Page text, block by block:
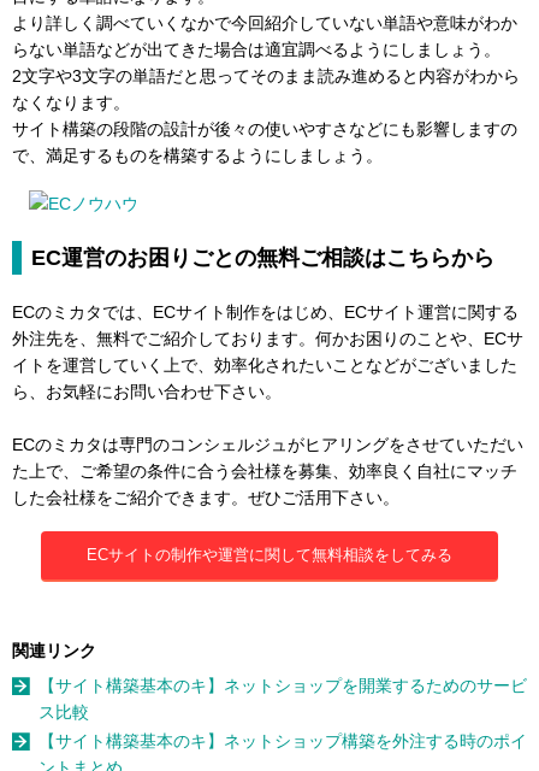
より詳しく調べていくなかで今回紹介していない単語や意味がわか
らない単語などが出てきた場合は適宜調べるようにしましょう。
2文字や3文字の単語だと思ってそのまま読み進めると内容がわから
なくなります。
サイト構築の段階の設計が後々の使いやすさなどにも影響しますの
で、満足するものを構築するようにしましょう。
EC運営のお困りごとの無料ご相談はこちらから
ECのミカタでは、ECサイト制作をはじめ、ECサイト運営に関する
外注先を、無料でご紹介しております。何かお困りのことや、ECサ
イトを運営していく上で、効率化されたいことなどがございました
ら、お気軽にお問い合わせ下さい。
ECのミカタは専門のコンシェルジュがヒアリングをさせていただい
た上で、ご希望の条件に合う会社様を募集、効率良く自社にマッチ
した会社様をご紹介できます。ぜひご活用下さい。
ECサイトの制作や運営に関して無料相談をしてみる
関連リンク
【サイト構築基本のキ】ネットショップを開業するためのサービ
ス比較
【サイト構築基本のキ】ネットショップ構築を外注する時のポイ